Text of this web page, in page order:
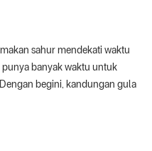
sahur mendekati waktu
banyak waktu untuk
begini, kandungan gula